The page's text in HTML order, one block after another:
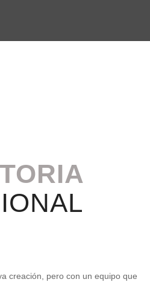
creación, pero con un equipo que